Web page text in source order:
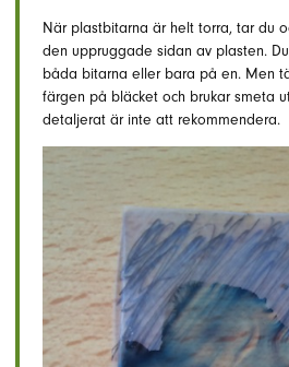
När plastbitarna är helt torra, tar du
den uppruggade sidan av plasten.
båda bitarna eller bara på en. Men
färgen på bläcket och brukar smeta
detaljerat är inte att rekommendera.